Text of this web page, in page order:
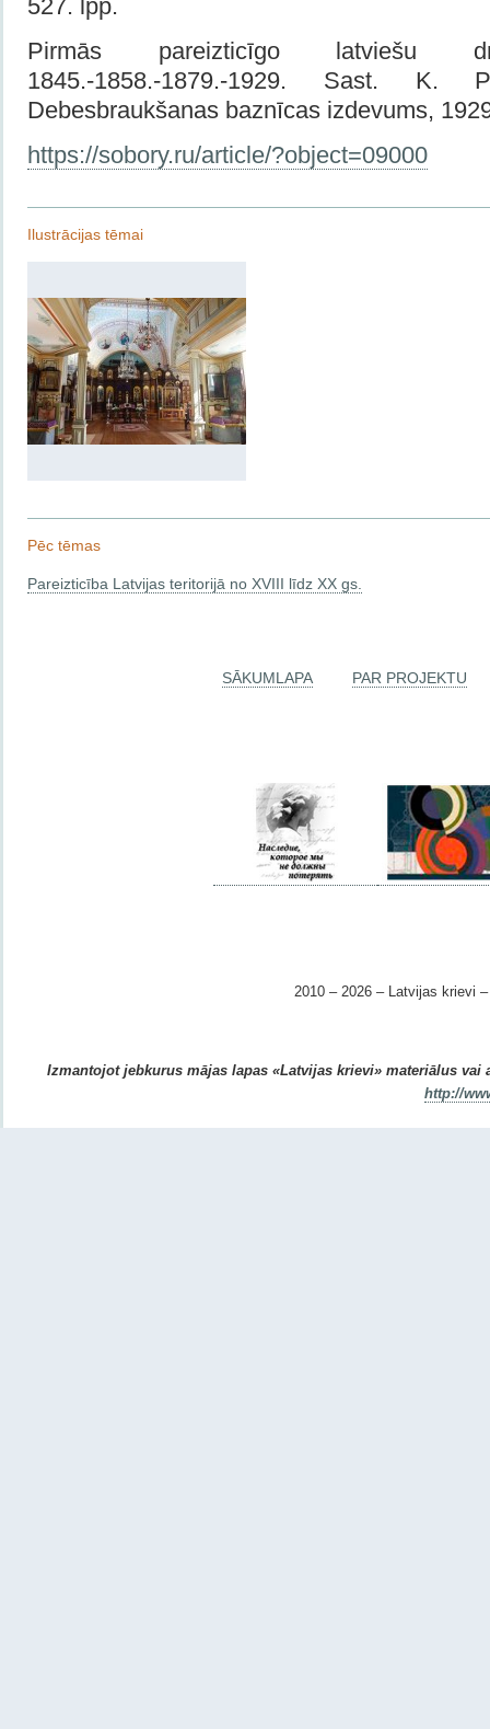
527. lpp.
Pirmās pareizticīgo latviešu
1845.-1858.-1879.-1929. Sast.
Debesbraukšanas baznīcas izdevums,
https://sobory.ru/article/?object=09000
Ilustrācijas tēmai
Pēc tēmas
Pareizticība Latvijas teritorijā no XVIII līdz XX gs.
SĀKUMLAPA PAR PROJEKTU
2010 – 2026 – Latvijas krievi –
Izmantojot jebkurus mājas lapas «Latvijas krievi» materiālus
http://